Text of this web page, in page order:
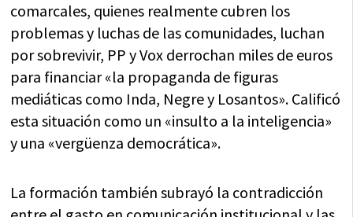
comarcales, quienes realmente cubren los
problemas y luchas de las comunidades, luchan
por sobrevivir, PP y Vox derrochan miles de euros
para financiar «la propaganda de figuras
mediáticas como Inda, Negre y Losantos». Calificó
esta situación como un «insulto a la inteligencia»
y una «vergüenza democrática».
La formación también subrayó la contradicción